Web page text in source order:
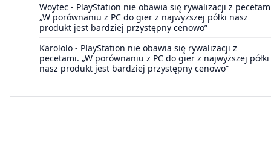
Woytec - PlayStation nie obawia się rywalizacji z
„W porównaniu z PC do gier z najwyższej półki nasz
produkt jest bardziej przystępny cenowo”
Karololo - PlayStation nie obawia się rywalizacji z
pecetami. „W porównaniu z PC do gier z najwyższej półki
nasz produkt jest bardziej przystępny cenowo”